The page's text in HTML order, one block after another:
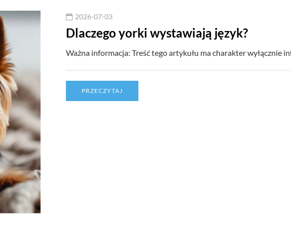
2026-07-03
Dlaczego yorki wystawiają język?
Ważna informacja: Treść tego artykułu ma charakter wyłącznie
PRZECZYTAJ